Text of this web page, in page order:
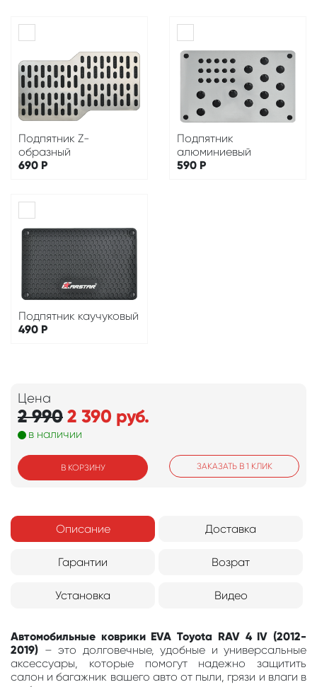
Подпятник Z-
образный
690 Р
Подпятник
алюминиевый
590 Р
Подпятник каучуковый
490 Р
Цена
2 9902 390 руб.
в наличии
В КОРЗИНУ ЗАКАЗАТЬ В 1 КЛИК
Описание Доставка
Гарантии Возрат
Установка Видео
Автомобильные коврики EVA Toyota RAV 4 IV (2012-
2019) – это долговечные, удобные и универсальные
аксессуары, которые помогут надежно защитить
салон и багажник вашего авто от пыли, грязи и влаги в